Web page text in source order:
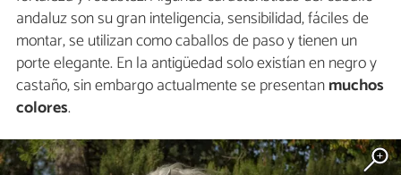
andaluz son su gran inteligencia, sensibilidad, fáciles de
montar, se utilizan como caballos de paso y tienen un
porte elegante. En la antigüedad solo existían en negro y
castaño, sin embargo actualmente se presentanmuchos
colores.